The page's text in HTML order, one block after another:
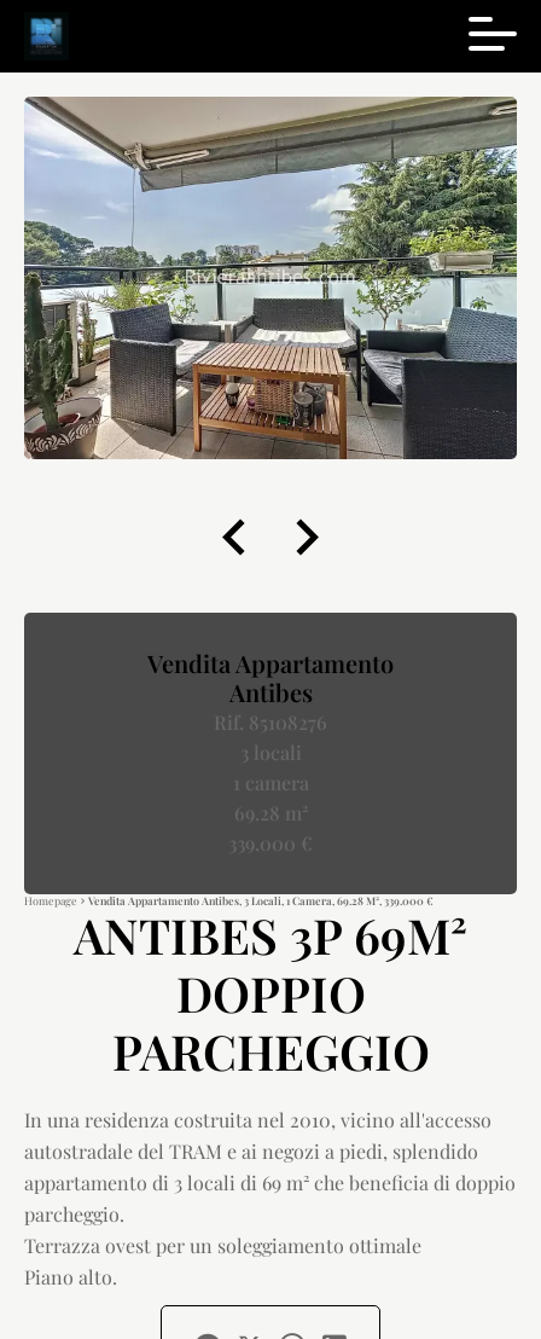
Vendita Appartamento
Antibes
Rif. 85108276
3 locali
1 camera
69.28 m²
339.000 €
Homepage Vendita Appartamento Antibes, 3 Locali, 1 Camera, 69.28 M², 339.000 €
ANTIBES 3P 69M²
DOPPIO
PARCHEGGIO
In una residenza costruita nel 2010, vicino all'accesso
autostradale del TRAM e ai negozi a piedi, splendido
appartamento di 3 locali di 69 m² che beneficia di doppio
parcheggio.
Terrazza ovest per un soleggiamento ottimale
Piano alto.